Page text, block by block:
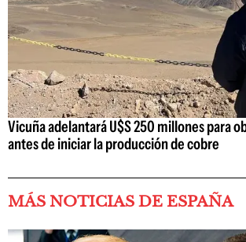
Vicuña adelantará U$S 250 millones para
antes de iniciar la producción de cobre
MÁS NOTICIAS DE ESPAÑA